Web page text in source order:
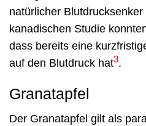
natürlicher
kanadischen Studie
dass bereits eine
auf den Blutdruck hat3.
Granatapfel
Der Granatapfel gilt als